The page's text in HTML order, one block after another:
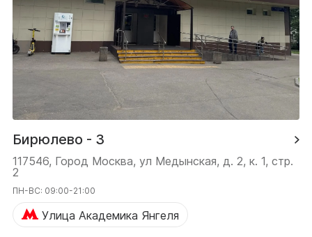
Бирюлево - 3
117546, Город Москва, ул Медынская, д. 2, к. 1, стр.
2
ПН-ВС: 09:00-21:00
Улица Академика Янгеля